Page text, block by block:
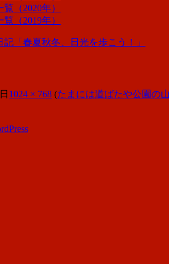
（2020年）
（2019年）
1024 × 768 (たまには道ばたや公園の